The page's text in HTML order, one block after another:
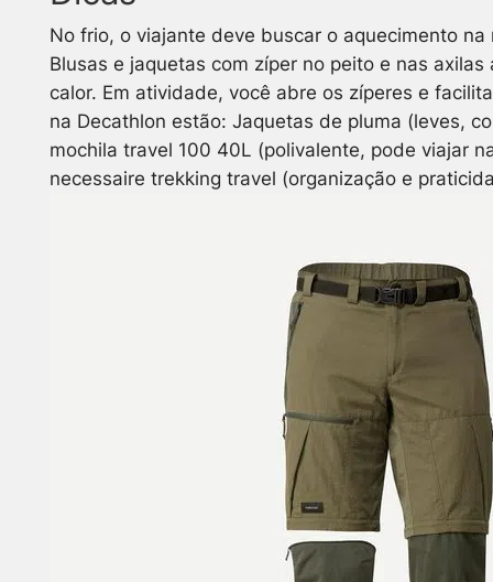
No frio, o viajante deve buscar o aquecimento
Blusas e jaquetas com zíper no peito e nas
calor. Em atividade, você abre os zíperes e
na Decathlon estão: Jaquetas de pluma (leves,
mochila travel 100 40L (polivalente, pode viajar
necessaire trekking travel (organização e